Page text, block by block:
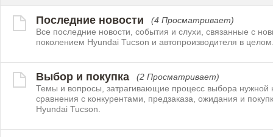
Последние новости
(4 Просматривает)
Все последние новости, события и слухи, связанные с
поколением Hyundai Tucson и автопроизводителя в
Выбор и покупка
(2 Просматривает)
Темы и вопросы, затрагивающие процесс выбора нужной
сравнения с конкурентами, предзаказа, ожидания и
Hyundai Tucson.